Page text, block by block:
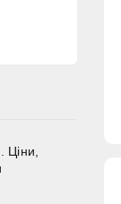
Ціни,